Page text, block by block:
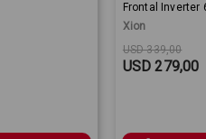
Frontal Inverter
Xion
Original
USD 339,00
Sale Price:
USD 279,00